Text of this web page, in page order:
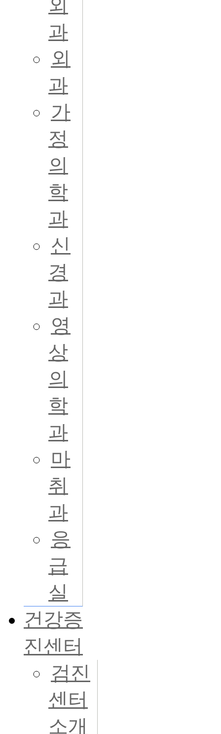
외
과
외
과
가
정
의
학
과
신
경
과
영
상
의
학
과
마
취
과
응
급
실
건강증
진센터
검진
센터
소개